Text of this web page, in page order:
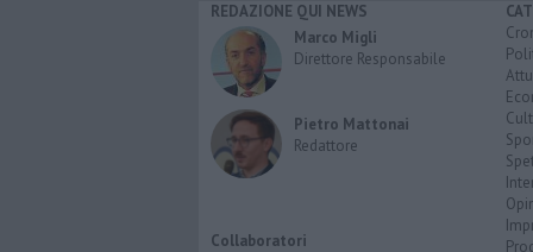
REDAZIONE QUI NEWS
Marco Migli
Direttore Responsabile
Pietro Mattonai
Redattore
Collaboratori